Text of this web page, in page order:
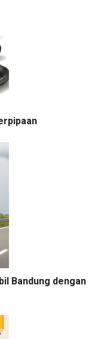
Bandung dengan